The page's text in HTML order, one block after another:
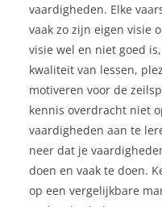
vaardigheden. Elke
vaak zo zijn eigen visie
visie wel en niet goed
kwaliteit van lessen,
motiveren voor de
kennis overdracht niet
vaardigheden aan te
neer dat je
doen en vaak te doen.
op een vergelijkbare